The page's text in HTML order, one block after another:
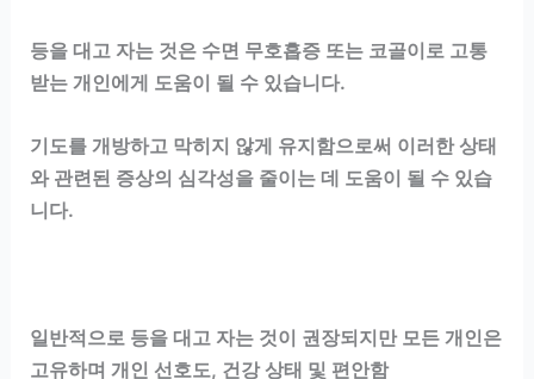
등을 대고 자는 것은 수면 무호흡증 또는 코골이로 고통
받는 개인에게 도움이 될 수 있습니다.
기도를 개방하고 막히지 않게 유지함으로써 이러한 상태
와 관련된 증상의 심각성을 줄이는 데 도움이 될 수 있습
니다.
일반적으로 등을 대고 자는 것이 권장되지만 모든 개인은
고유하며 개인 선호도, 건강 상태 및 편안함